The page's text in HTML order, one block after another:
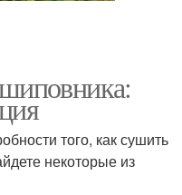
того, как сушить
некоторые из